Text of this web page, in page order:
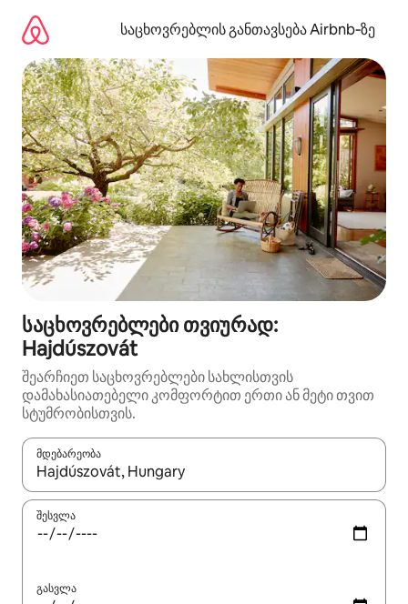
გადასვლა
საცხოვრებლის განთავსება Airbnb‑ზე
საცხოვრებლები თვიურად:
Hajdúszovát
შეარჩიეთ საცხოვრებლები სახლისთვის
დამახასიათებელი კომფორტით ერთი ან მეტი თვით
სტუმრობისთვის.
მდებარეობა
როცა შედეგები ხელმისაწვდომი გახდება, ნავიგაციისთვის
შესვლა
გასვლა